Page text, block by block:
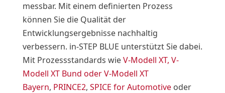
messbar. Mit einem definierten Prozess
können Sie die Qualität der
Entwicklungsergebnisse nachhaltig
verbessern. in-STEP BLUE unterstützt Sie dabei.
Mit Prozessstandards wieV-Modell XT, V-
Modell XT Bund oder V-Modell XT
Bayern, PRINCE2, SPICE for Automotiveoder